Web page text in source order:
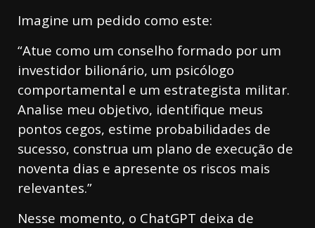
Imagine um pedido como este:
“Atue como um conselho formado por um
investidor bilionário, um psicólogo
comportamental e um estrategista militar.
Analise meu objetivo, identifique meus
pontos cegos, estime probabilidades de
sucesso, construa um plano de execução de
noventa dias e apresente os riscos mais
relevantes.”
Nesse momento, o ChatGPT deixa de